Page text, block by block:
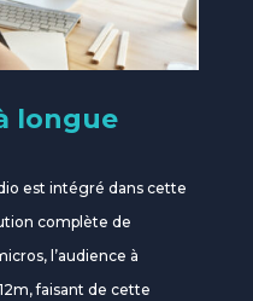
longue
est intégré dans cette
complète de
l’audience à
faisant de cette